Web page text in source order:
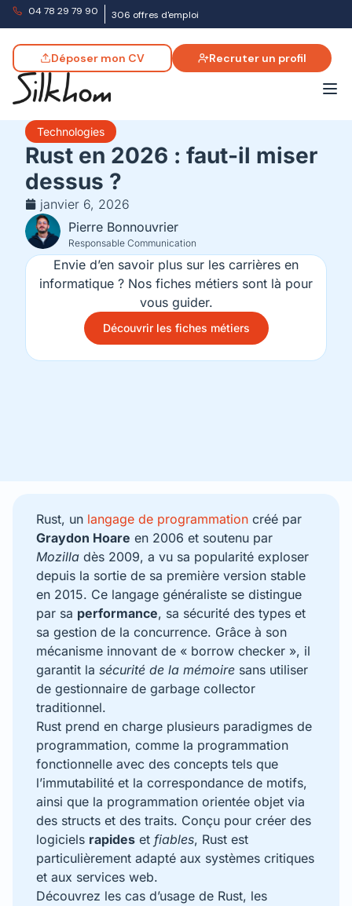
04 78 29 79 90 306 offres d'emploi
Déposer mon CV Recruter un profil
Technologies
Rust en 2026 : faut-il miser
dessus ?
janvier 6, 2026
Pierre Bonnouvrier
Responsable Communication
Envie d’en savoir plus sur les carrières en
informatique ? Nos fiches métiers sont là pour
vous guider.
Découvrir les fiches métiers
Rust, un langage de programmation créé par
Graydon Hoare en 2006 et soutenu par
Mozilla dès 2009, a vu sa popularité exploser
depuis la sortie de sa première version stable
en 2015. Ce langage généraliste se distingue
par sa performance, sa sécurité des types et
sa gestion de la concurrence. Grâce à son
mécanisme innovant de « borrow checker », il
garantit la sécurité de la mémoire sans utiliser
de gestionnaire de garbage collector
traditionnel.
Rust prend en charge plusieurs paradigmes de
programmation, comme la programmation
fonctionnelle avec des concepts tels que
l’immutabilité et la correspondance de motifs,
ainsi que la programmation orientée objet via
des structs et des traits. Conçu pour créer des
logiciels rapides et fiables, Rust est
particulièrement adapté aux systèmes critiques
et aux services web.
Découvrez les cas d’usage de Rust, les